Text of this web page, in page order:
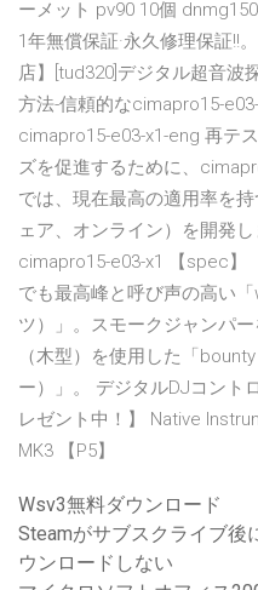
ーメット pv90 10個
1年無償保証·永久修理保証!!
店】[tud320]デジタル超音波
方法-信頼的なcimapro15-
cimapro15-e03-x1-eng 再テ
ズを促進するために、
では、現在最高の適用率を
ェア、オンライン）を開発
cimapro15-e03-x1 【spec】
でも最高峰と呼び声の高い
ツ）」。スモークジャンパ
（木型）を使用した「
ー）」。 デジタルDJコント
レゼント中！】 Native
MK3 【P5】
Wsv3無料ダウンロード
Steamがサブスクライブ後
ウンロードしない